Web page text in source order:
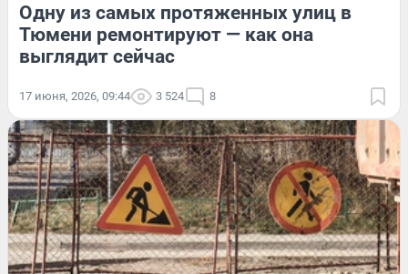
Одну из самых протяженных улиц в
Тюмени ремонтируют — как она
выглядит сейчас
17 июня, 2026, 09:44 3 524 8